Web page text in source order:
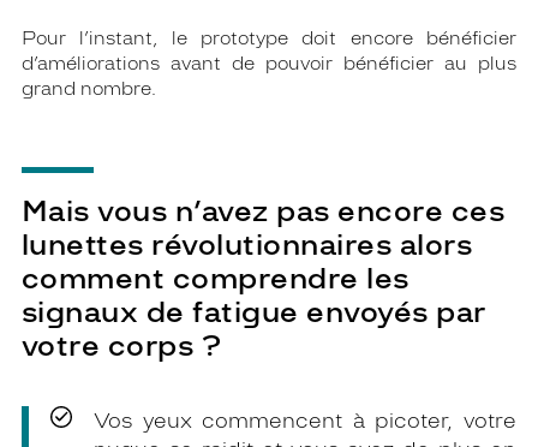
Pour l’instant, le prototype doit encore bénéficier
d’améliorations avant de pouvoir bénéficier au plus
grand nombre.
Mais vous n’avez pas encore ces
lunettes révolutionnaires alors
comment comprendre les
signaux de fatigue envoyés par
votre corps ?
Vos yeux commencent à picoter, votre